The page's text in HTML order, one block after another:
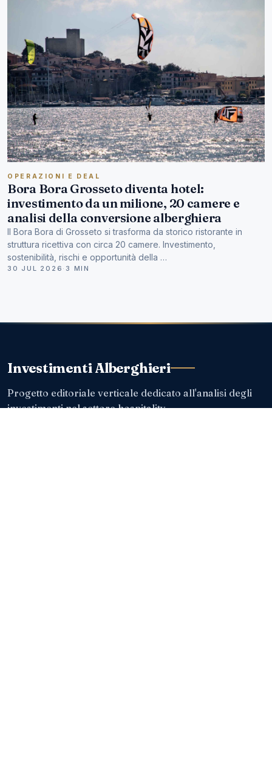
OPERAZIONI E DEAL
Bora Bora Grosseto diventa hotel:
investimento da un milione, 20 camere e
analisi della conversione alberghiera
Il Bora Bora di Grosseto si trasforma da storico ristorante in
struttura ricettiva con circa 20 camere. Investimento,
sostenibilità, rischi e opportunità della …
30 JUL 2026 ·3 MIN
Investimenti Alberghieri
Progetto editoriale verticale dedicato all'analisi degli
investimenti nel settore hospitality.